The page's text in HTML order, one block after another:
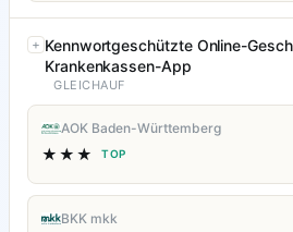
Kennwortgeschützte Online-
Krankenkassen-App
GLEICHAUF
AOK Baden-Württemberg
★★★ TOP
BKK mkk